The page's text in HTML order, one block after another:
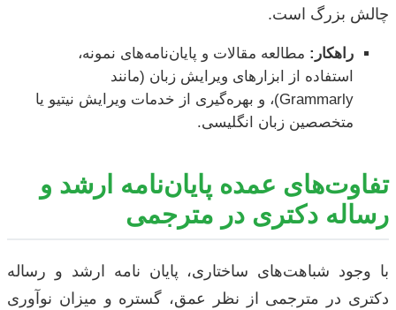
چالش بزرگ است.
راهکار: مطالعه مقالات و پایان‌نامه‌های نمونه،
استفاده از ابزارهای ویرایش زبان (مانند
Grammarly)، و بهره‌گیری از خدمات ویرایش نیتیو یا
متخصصین زبان انگلیسی.
تفاوت‌های عمده پایان‌نامه ارشد و
رساله دکتری در مترجمی
با وجود شباهت‌های ساختاری، پایان نامه ارشد و رساله
دکتری در مترجمی از نظر عمق، گستره و میزان نوآوری